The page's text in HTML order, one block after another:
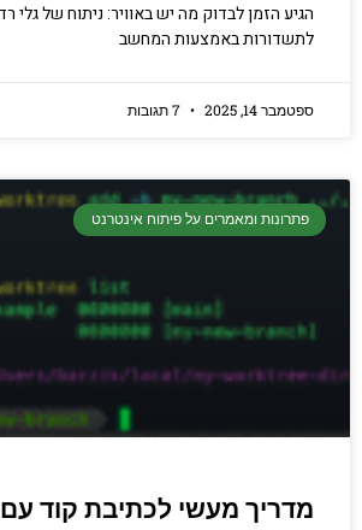
הגיע הזמן לבדוק מה יש באוויר: ניתוח של גלי
לתשדורות באמצעות המחשב
ספטמבר 14, 2025
פתרונות ומאמרים על פיתוח אינטרנט